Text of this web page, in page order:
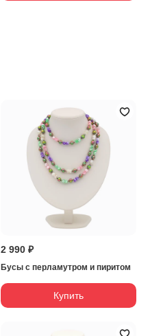
2 990 ₽
Бусы с перламутром и пиритом
Купить